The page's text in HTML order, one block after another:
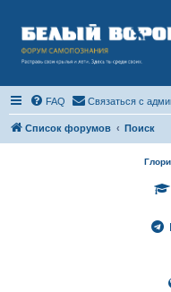
FAQ Связаться с
Список форумов Поиск